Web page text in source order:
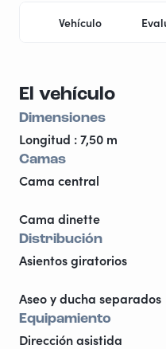
Vehículo
El vehículo
Dimensiones
Longitud : 7,50 m
Camas
Cama central
Cama dinette
Distribución
Asientos giratorios
Aseo y ducha separados
Equipamiento
Dirección asistida